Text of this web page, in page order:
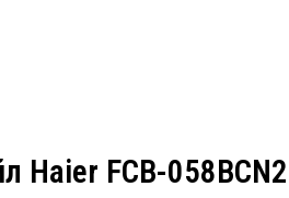
Haier FCB-